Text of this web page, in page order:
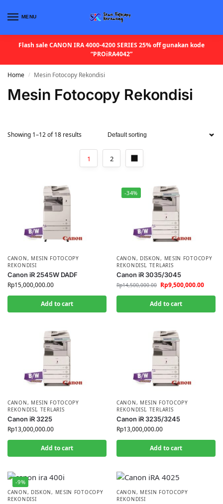
MENU
Flash sale CANON IRA 4000-4200 SERIES 25% off gunakan kode
“PROiRA4042”
Home / Mesin Fotocopy Rekondisi
Mesin Fotocopy Rekondisi
Showing 1–12 of 18 results
1 2
CANON, MESIN FOTOCOPY
REKONDISI
Canon iR 2545W DADF
Rp15,000,000.00
Add to cart
-34%
CANON, DISKON, MESIN FOTOCOPY
REKONDISI, TERLARIS
Canon iR 3035/3045
Rp14,500,000.00 Rp9,500,000.00
Add to cart
CANON, MESIN FOTOCOPY
REKONDISI, TERLARIS
Canon iR 3225
Rp13,000,000.00
Add to cart
CANON, MESIN FOTOCOPY
REKONDISI, TERLARIS
Canon iR 3235/3245
Rp13,000,000.00
Add to cart
-9%
CANON, DISKON, MESIN FOTOCOPY
REKONDISI
CANON, MESIN FOTOCOPY
REKONDISI